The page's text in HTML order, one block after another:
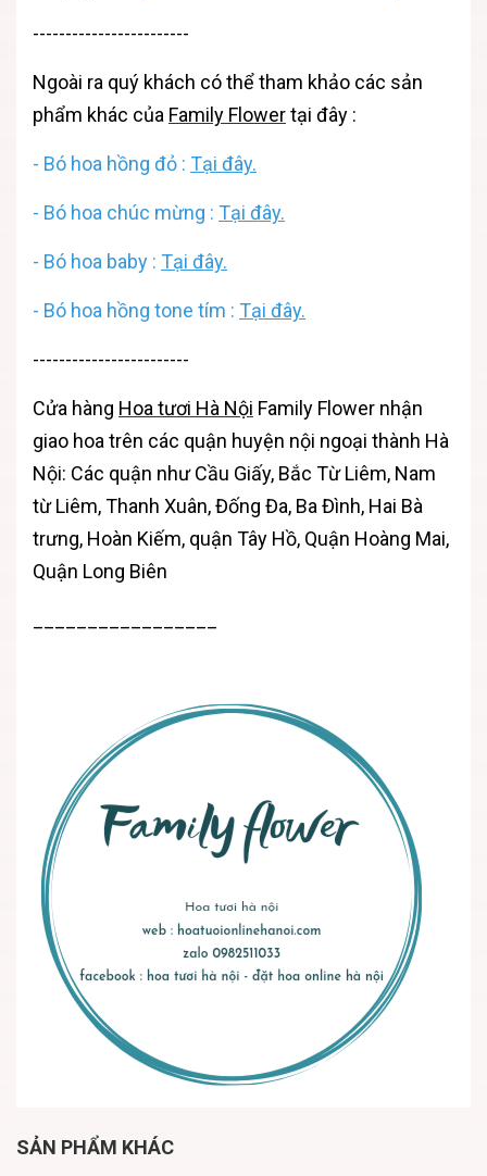
------------------------
Ngoài ra quý khách có thể tham khảo các sản
phẩm khác của Family Flowertại đây :
- Bó hoa hồng đỏ : Tại đây.
- Bó hoa chúc mừng : Tại đây.
- Bó hoa baby : Tại đây.
- Bó hoa hồng tone tím : Tại đây.
------------------------
Cửa hàng Hoa tươi Hà Nội Family Flower nhận
giao hoa trên các quận huyện nội ngoại thành Hà
Nội: Các quận như Cầu Giấy, Bắc Từ Liêm, Nam
từ Liêm, Thanh Xuân, Đống Đa, Ba Đình, Hai Bà
trưng, Hoàn Kiếm, quận Tây Hồ, Quận Hoàng Mai,
Quận Long Biên
SẢN PHẨM KHÁC